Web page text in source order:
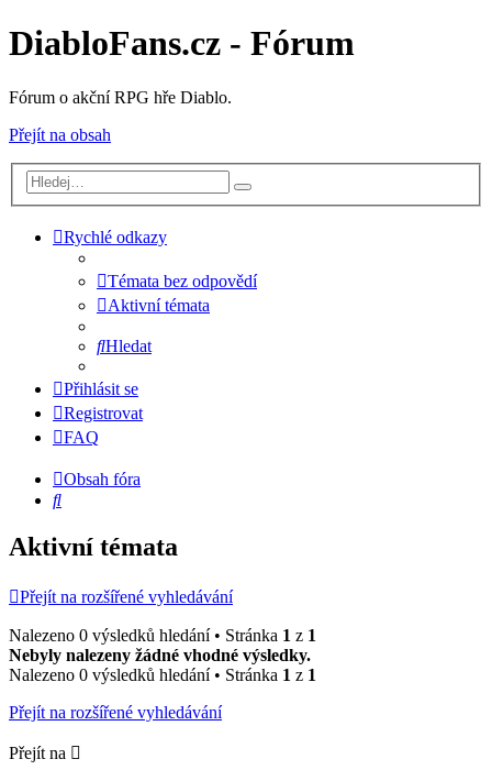
DiabloFans.cz - Fórum
Fórum o akční RPG hře Diablo.
Přejít na obsah
Rychlé odkazy
Témata bez odpovědí
Aktivní témata
Hledat
Přihlásit se
Registrovat
FAQ
Obsah fóra
Hledat
Aktivní témata
Přejít na rozšířené vyhledávání
Nalezeno 0 výsledků hledání • Stránka 1 z 1
Nebyly nalezeny žádné vhodné výsledky.
Nalezeno 0 výsledků hledání • Stránka 1 z 1
Přejít na rozšířené vyhledávání
Přejít na